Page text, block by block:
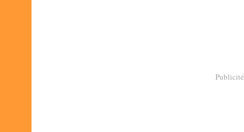
Publicité